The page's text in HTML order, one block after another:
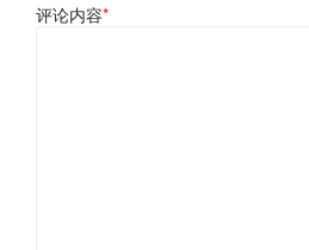
评论内容*